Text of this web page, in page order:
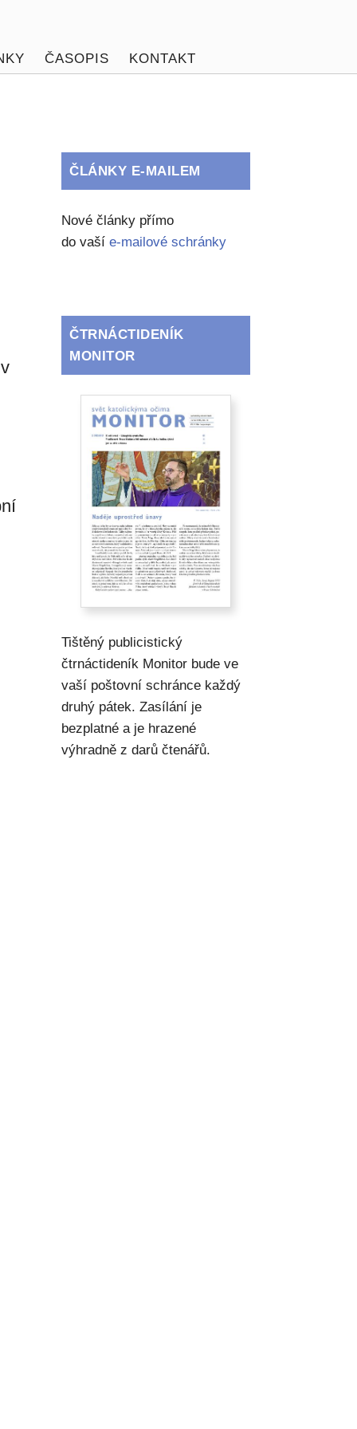
ČASOPIS KONTAKT
ČLÁNKY E-MAILEM
Nové články přímo
do vašíe-mailové schránky
ČTRNÁCTIDENÍK
MONITOR
Tištěný publicistický
čtrnáctideník Monitor bude ve
vaší poštovní schránce každý
druhý pátek. Zasílání je
bezplatné a je hrazené
výhradně z darů čtenářů.